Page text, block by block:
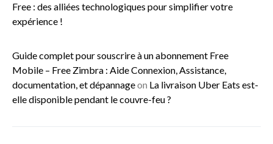
Free : des alliées technologiques pour simplifier votre
expérience !
Guide complet pour souscrire à un abonnement Free
Mobile – Free Zimbra : Aide Connexion, Assistance,
documentation, et dépannageon La livraison Uber Eats est-
elle disponible pendant le couvre-feu ?